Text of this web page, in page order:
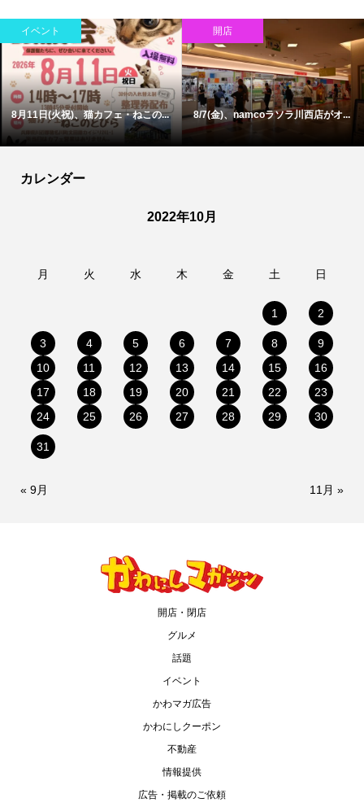
イベント
8月11日(火祝)、猫カフェ・ねこの...
開店
8/7(金)、namcoラソラ川西店がオ...
カレンダー
2022年10月
月 火 水 木 金 土 日
1 2
3 4 5 6 7 8
9
10
11 12 13 14 15
16
17
18 19 20 21 22
23
24
25 26 27 28 29 30
31
« 9月 11月 »
開店・閉店
グルメ
話題
イベント
かわマガ広告
かわにしクーポン
不動産
情報提供
広告・掲載のご依頼